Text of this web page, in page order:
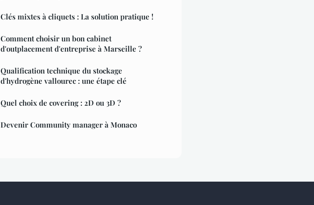
Clés mixtes à cliquets : La solution pratique !
Comment choisir un bon cabinet
d'outplacement d'entreprise à Marseille ?
Qualification technique du stockage
d'hydrogène vallourec : une étape clé
Quel choix de covering : 2D ou 3D ?
Devenir Community manager à Monaco